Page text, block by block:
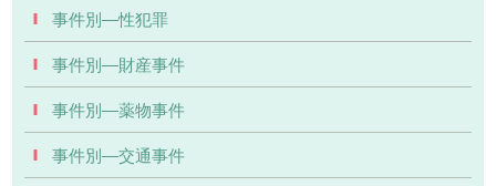
事件別―性犯罪
事件別―財産事件
事件別―薬物事件
事件別―交通事件